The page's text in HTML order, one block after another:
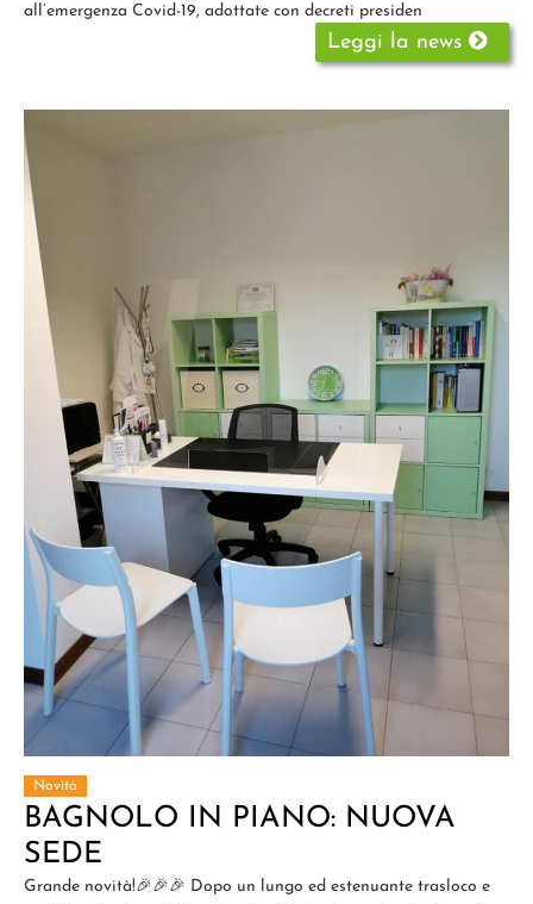
all’emergenza Covid-19, adottate con decreti presiden
Leggi la news
Novità
BAGNOLO IN PIANO: NUOVA
SEDE
Grande novità!🎉🎉🎉 Dopo un lungo ed estenuante trasloco e